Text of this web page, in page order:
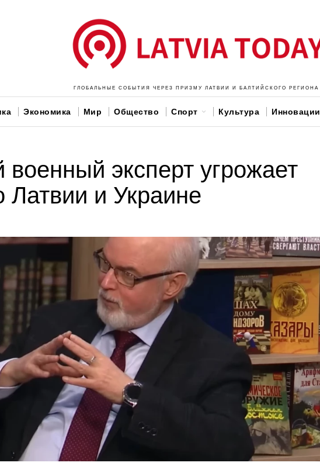
ГЛОБАЛЬНЫЕ СОБЫТИЯ ЧЕРЕЗ ПРИЗМУ ЛАТВИИ И БАЛТИЙСКОГО РЕГИОНА
Экономика Мир Общество Спорт Культура Инновации
военный эксперт угрожает
Латвии и Украине